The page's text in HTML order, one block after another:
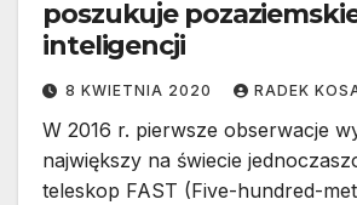
poszukuje
inteligencji
8 KWIETNIA 2020 RADEK
W 2016 r. pierwsze obserwacje
największy na świecie
teleskop FAST (Five-hundred-